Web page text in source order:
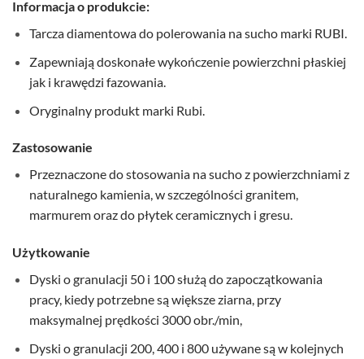
Informacja o produkcie:
Tarcza diamentowa do polerowania na sucho marki RUBI.
Zapewniają doskonałe wykończenie powierzchni płaskiej
jak i krawędzi fazowania.
Oryginalny produkt marki Rubi.
Zastosowanie
Przeznaczone do stosowania na sucho z powierzchniami z
naturalnego kamienia, w szczególności granitem,
marmurem oraz do płytek ceramicznych i gresu.
Użytkowanie
Dyski o granulacji 50 i 100 służą do zapoczątkowania
pracy, kiedy potrzebne są większe ziarna, przy
maksymalnej prędkości 3000 obr./min,
Dyski o granulacji 200, 400 i 800 używane są w kolejnych